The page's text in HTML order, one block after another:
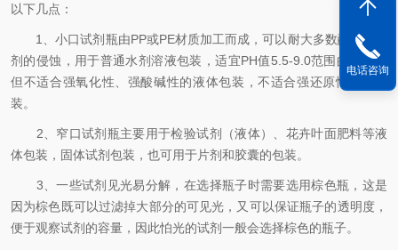
以下几点：
1、小口试剂瓶由PP或PE材质加工而成，可以耐大多数酸、碱溶
剂的侵蚀，用于普通水剂溶液包装，适宜PH值5.5-9.0范围的包装。
但不适合强氧化性、强酸碱性的液体包装，不适合强还原性液体包
装。
2、窄口试剂瓶主要用于检验试剂（液体）、花卉叶面肥料等液
体包装，固体试剂包装，也可用于片剂和胶囊的包装。
3、一些试剂见光易分解，在选择瓶子时需要选用棕色瓶，这是
因为棕色既可以过滤掉大部分的可见光，又可以保证瓶子的透明度，
便于观察试剂的容量，因此怕光的试剂一般会选择棕色的瓶子。
电话咨询